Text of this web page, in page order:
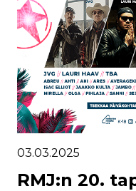
03.03.2025
RMJ:n 20.